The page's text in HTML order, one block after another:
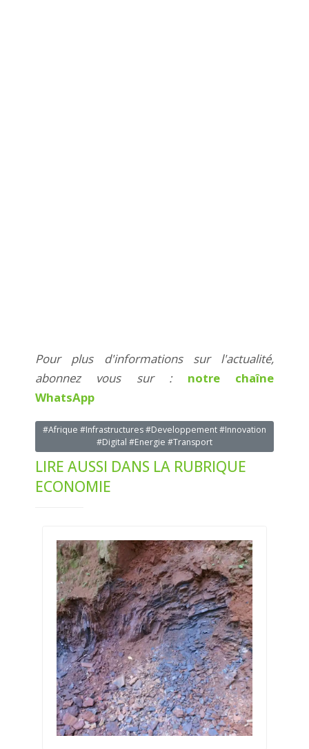
Pour plus d'informations sur l'actualité,
abonnez vous sur : notre chaîne
WhatsApp
#Afrique #Infrastructures #Developpement #Innovation
#Digital #Energie #Transport
LIRE AUSSI DANS LA RUBRIQUE
ECONOMIE